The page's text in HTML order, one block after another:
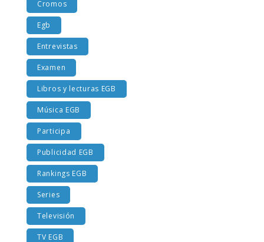
Cromos
Egb
Entrevistas
Examen
Libros y lecturas EGB
Música EGB
Participa
Publicidad EGB
Rankings EGB
Series
Televisión